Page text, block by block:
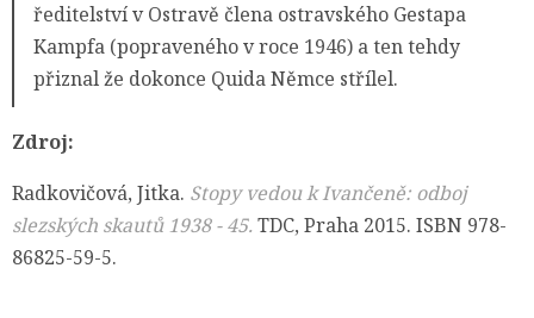
ředitelství v Ostravě člena ostravského Gestapa
Kampfa (popraveného v roce 1946) a ten tehdy
přiznal že dokonce Quida Němce střílel.
Zdroj:
Radkovičová, Jitka. Stopy vedou k Ivančeně: odboj
slezských skautů 1938 - 45. TDC, Praha 2015. ISBN 978-
86825-59-5.